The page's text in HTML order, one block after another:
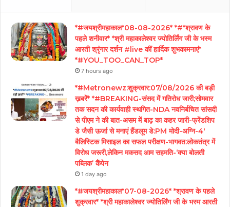
*#जयश्रीमहाकाल*08-08-2026* *#*श्रावण के
पहले शनीवार* *श्री महाकालेश्वर ज्योतिर्लिंग जी के भस्म
आरती श्रृंगार दर्शन #live कीं हार्दिक शुभकामनाएं*
*#YOU_TOO_CAN_TOP*
7 hours ago
*#Metronewz:शुक्रवार:07/08/2026 की बड़ी
ख़बरें* *#BREAKING-संसद में गतिरोध जारी;सोमवार
तक सदन की कार्यवाही स्थगित-NDA नवनिर्बचित सांसदी
से पीएम ने की बात-असम में बाढ़ का कहर जारी-फ्रेंडशिप
डे जैसी ऊर्जा से मनाएं हैंडलूम डे:PM मोदी-अग्नि-4′
बैलिस्टिक मिसाइल का सफल परीक्षण-भागवत:लोकतंत्र में
विरोध जरूरी,लेकिन मकसद आम सहमति-‘क्या बोलती
पब्लिक’ कैंपेन
1 day ago
*#जयश्रीमहाकाल*07-08-2026* *श्रावण के पहले
शुक्रवार* *श्री महाकालेश्वर ज्योतिर्लिंग जी के भस्म आरती